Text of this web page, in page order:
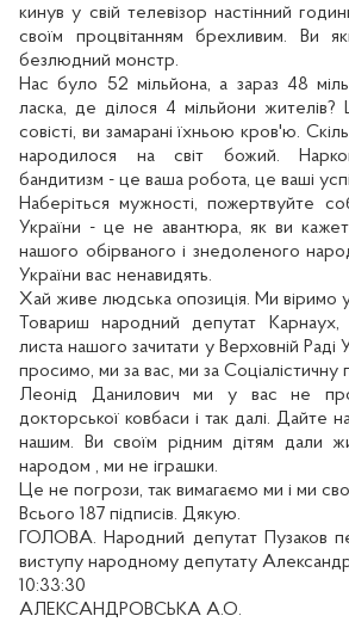
кинув у свій телевізор настінний
своїм процвітанням брехливим. Ви
безлюдний монстр.
Нас було 52 мільйона, а зараз 48
ласка, де ділося 4 мільйони
совісті, ви замарані їхньою кров'ю.
народилося на світ божий.
бандитизм - це ваша робота, це ваші
Наберіться мужності, пожертвуйте
України - це не авантюра, як ви
нашого обірваного і знедоленого
України вас ненавидять.
Хай живе людська опозиція. Ми віримо
Товариш народний депутат
листа нашого зачитати у Верховній
просимо, ми за вас, ми за Соціалістичну
Леонід Данилович ми у вас не
докторської ковбаси і так далі. Дайте
нашим. Ви своїм рідним дітям дали
народом , ми не іграшки.
Це не погрози, так вимагаємо ми і ми
Всього 187 підписів. Дякую.
ГОЛОВА. Народний депутат Пузаков
виступу народному депутату
10:33:30
АЛЕКСАНДРОВСЬКА А.О.